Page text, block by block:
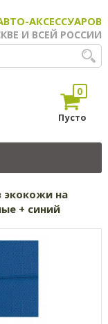
АКСЕССУАРОВ
И ВСЕЙ РОССИИ
0
Пусто
экокожи на
+ синий